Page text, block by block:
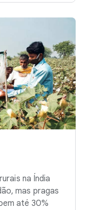
na Índia
mas pragas
até 30%